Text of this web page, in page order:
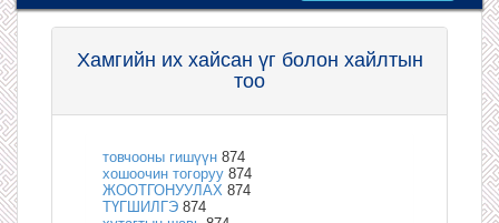
Хамгийн их хайсан үг болон хайлтын
тоо
товчооны гишүүн 874
хошоочин тогоруу 874
ЖООТГОНУУЛАХ 874
ТҮГШИЛГЭ 874